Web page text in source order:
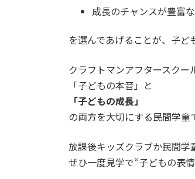
成長のチャンスが豊富
を選んであげることが、子ど
クラフトマンアフタースクー
「子どもの本音」と
「子どもの成長」
の両方を大切にする民間学童
放課後キッズクラブか民間学
ぜひ一度見学で“子どもの表